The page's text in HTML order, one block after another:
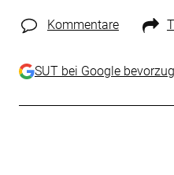
Kommentare
SUT bei Google